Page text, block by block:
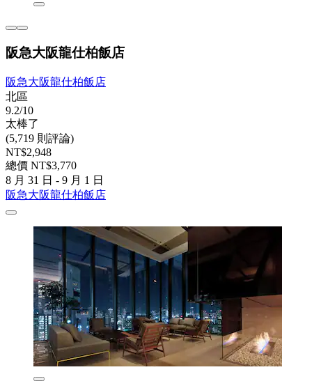
阪急大阪龍仕柏飯店
阪急大阪龍仕柏飯店
北區
9.2/10
太棒了
(5,719 則評論)
NT$2,948
總價 NT$3,770
8 月 31 日 - 9 月 1 日
阪急大阪龍仕柏飯店